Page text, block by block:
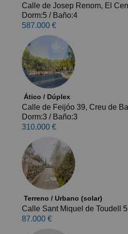
Calle de Josep Renom, El
Dorm:5 / Baño:4
587.000 €
Ático / Dúplex
Calle de Feijóo 39, Creu de
Dorm:3 / Baño:3
310.000 €
Terreno / Urbano (solar)
87.000 €